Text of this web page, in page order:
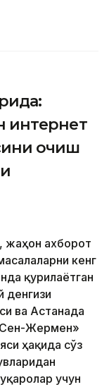
интернет
очиш
жаҳон ахборот
кенг
қурилаётган
денгизи
ва Астанада
Сен-Жермен»
ҳақида сўз
учун